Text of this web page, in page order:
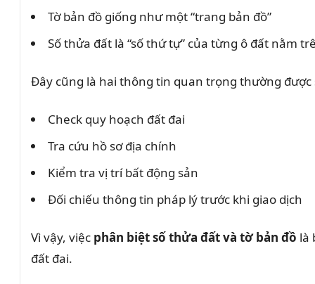
Tờ bản đồ giống như một “trang bản đồ”
Số thửa đất là “số thứ tự” của từng ô đất nằm
Đây cũng là hai thông tin quan trọng thường được
Check quy hoạch đất đai
Tra cứu hồ sơ địa chính
Kiểm tra vị trí bất động sản
Đối chiếu thông tin pháp lý trước khi giao dịch
Vì vậy, việc phân biệt số thửa đất và tờ bản đồ là
đất đai.